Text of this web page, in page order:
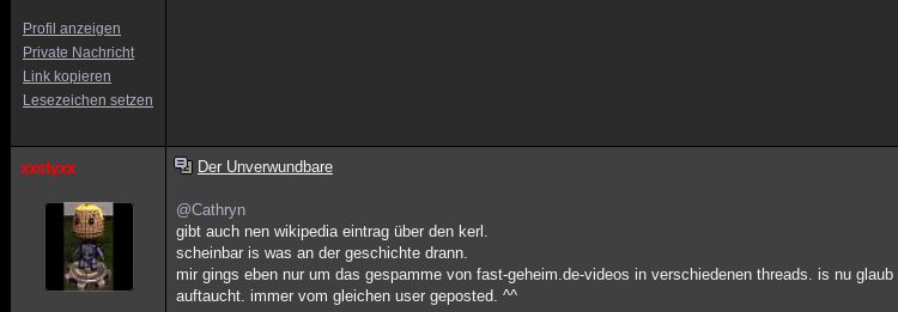
Profil anzeigen
Private Nachricht
Link kopieren
Lesezeichen setzen
xxstyxx Der Unverwundbare
@Cathryn
gibt auch nen wikipedia eintrag über den kerl.
scheinbar is was an der geschichte drann.
mir gings eben nur um das gespamme von fast-geheim.de-videos in verschiedenen threads. is nu
auftaucht. immer vom gleichen user geposted. ^^